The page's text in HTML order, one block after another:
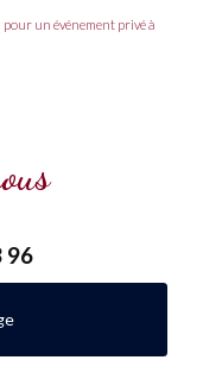
un événement privé à
96